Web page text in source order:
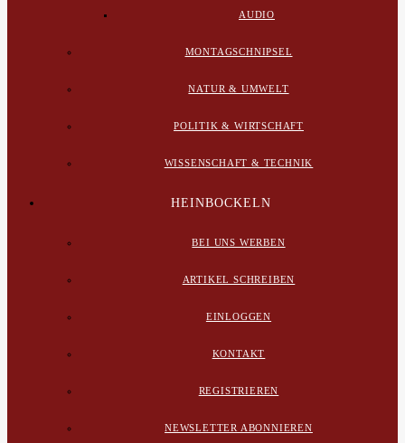
AUDIO
MONTAGSCHNIPSEL
NATUR & UMWELT
POLITIK & WIRTSCHAFT
WISSENSCHAFT & TECHNIK
HEINBOCKELN
BEI UNS WERBEN
ARTIKEL SCHREIBEN
EINLOGGEN
KONTAKT
REGISTRIEREN
NEWSLETTER ABONNIEREN